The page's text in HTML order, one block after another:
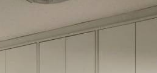
Distrito Industrial Domingos
2 Quartos
2 Banheiros